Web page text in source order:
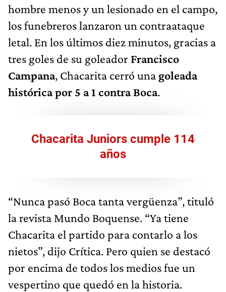
hombre menos y un lesionado en el campo,
los funebreros lanzaron un contraataque
letal. En los últimos diez minutos, gracias a
tres goles de su goleador Francisco
Campana, Chacarita cerró una goleada
histórica por 5 a 1 contra Boca.
Chacarita Juniors cumple 114
años
“Nunca pasó Boca tanta vergüenza”, tituló
la revista Mundo Boquense. “Ya tiene
Chacarita el partido para contarlo a los
nietos”, dijo Crítica. Pero quien se destacó
por encima de todos los medios fue un
vespertino que quedó en la historia.